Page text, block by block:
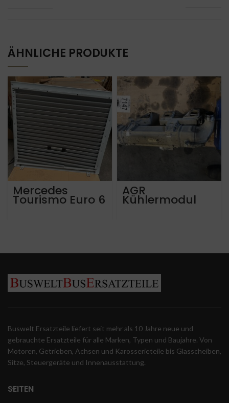
ÄHNLICHE PRODUKTE
Mercedes
Tourismo Euro 6
Lamellenklappe
AGR
Kühlermodul
Mercedes Benz
Buswelt Ersatzteile liefert seit mehr als 10 Jahre neue und
gebrauchte Ersatzteile für alle Marken, Typen und Baujahre. Von
Motoren, Getrieben, Achsen und Karosserieteile bis Glasscheiben,
Sitze, Steuergeräte und Innenausstattung.
SEITEN